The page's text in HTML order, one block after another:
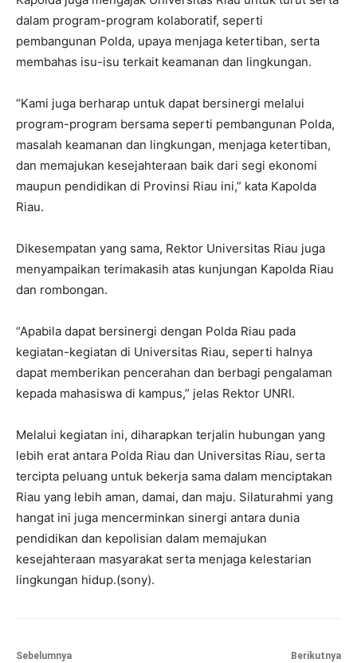
dalam program-program kolaboratif, seperti
pembangunan Polda, upaya menjaga ketertiban, serta
membahas isu-isu terkait keamanan dan lingkungan.
“Kami juga berharap untuk dapat bersinergi melalui
program-program bersama seperti pembangunan Polda,
masalah keamanan dan lingkungan, menjaga ketertiban,
dan memajukan kesejahteraan baik dari segi ekonomi
maupun pendidikan di Provinsi Riau ini,” kata Kapolda
Riau.
Dikesempatan yang sama, Rektor Universitas Riau juga
menyampaikan terimakasih atas kunjungan Kapolda Riau
dan rombongan.
“Apabila dapat bersinergi dengan Polda Riau pada
kegiatan-kegiatan di Universitas Riau, seperti halnya
dapat memberikan pencerahan dan berbagi pengalaman
kepada mahasiswa di kampus,” jelas Rektor UNRI.
Melalui kegiatan ini, diharapkan terjalin hubungan yang
lebih erat antara Polda Riau dan Universitas Riau, serta
tercipta peluang untuk bekerja sama dalam menciptakan
Riau yang lebih aman, damai, dan maju. Silaturahmi yang
hangat ini juga mencerminkan sinergi antara dunia
pendidikan dan kepolisian dalam memajukan
kesejahteraan masyarakat serta menjaga kelestarian
lingkungan hidup.(sony).
Sebelumnya Berikutnya